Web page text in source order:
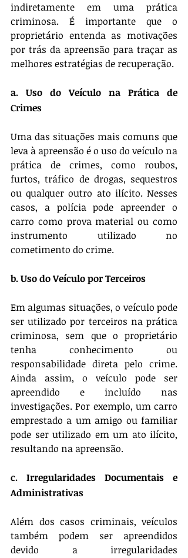
indiretamente em uma prática
criminosa. É importante que o
proprietário entenda as motivações
por trás da apreensão para traçar as
melhores estratégias de recuperação.
a. Uso do Veículo na Prática de
Crimes
Uma das situações mais comuns que
leva à apreensão é o uso do veículo na
prática de crimes, como roubos,
furtos, tráfico de drogas, sequestros
ou qualquer outro ato ilícito. Nesses
casos, a polícia pode apreender o
carro como prova material ou como
instrumento utilizado no
cometimento do crime.
b. Uso do Veículo por Terceiros
Em algumas situações, o veículo pode
ser utilizado por terceiros na prática
criminosa, sem que o proprietário
tenha conhecimento ou
responsabilidade direta pelo crime.
Ainda assim, o veículo pode ser
apreendido e incluído nas
investigações. Por exemplo, um carro
emprestado a um amigo ou familiar
pode ser utilizado em um ato ilícito,
resultando na apreensão.
c. Irregularidades Documentais e
Administrativas
Além dos casos criminais, veículos
também podem ser apreendidos
devido a irregularidades